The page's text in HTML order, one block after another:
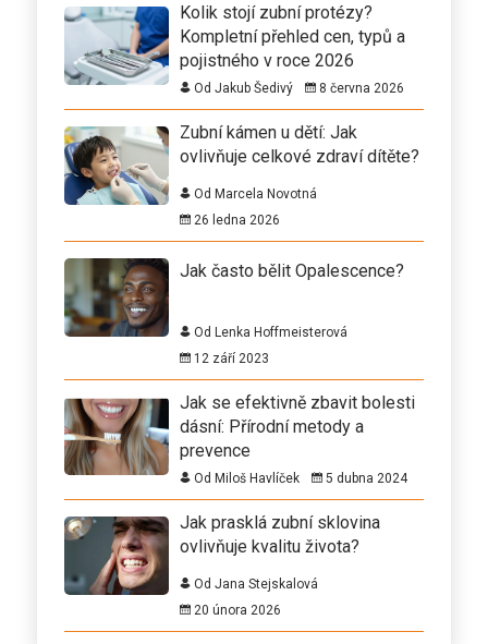
Kolik stojí zubní protézy?
Kompletní přehled cen, typů a
pojistného v roce 2026
Od Jakub Šedivý 8 června 2026
Zubní kámen u dětí: Jak
ovlivňuje celkové zdraví dítěte?
Od Marcela Novotná
26 ledna 2026
Jak často bělit Opalescence?
Od Lenka Hoffmeisterová
12 září 2023
Jak se efektivně zbavit bolesti
dásní: Přírodní metody a
prevence
Od Miloš Havlíček 5 dubna 2024
Jak prasklá zubní sklovina
ovlivňuje kvalitu života?
Od Jana Stejskalová
20 února 2026